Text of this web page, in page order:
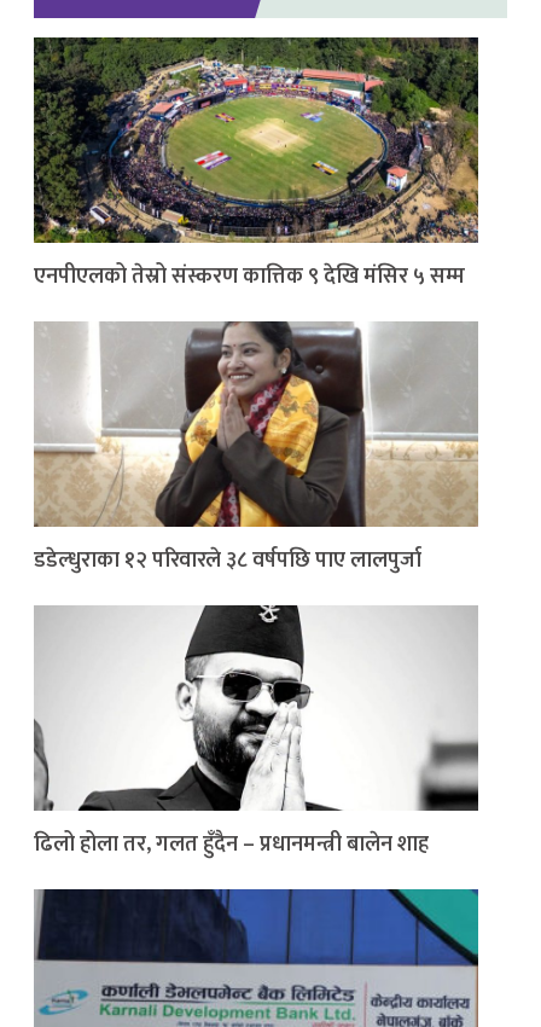
एनपीएलको तेस्रो संस्करण कात्तिक ९ देखि मंसिर ५ सम्म
डडेल्धुराका १२ परिवारले ३८ वर्षपछि पाए लालपुर्जा
ढिलो होला तर, गलत हुँदैन – प्रधानमन्त्री बालेन शाह